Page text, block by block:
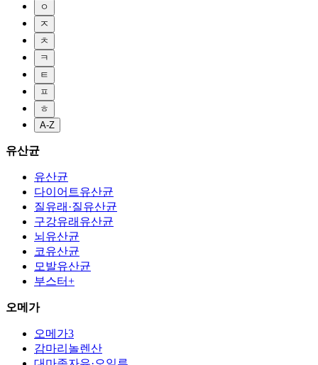
ㅇ
ㅈ
ㅊ
ㅋ
ㅌ
ㅍ
ㅎ
A-Z
유산균
유산균
다이어트유산균
질유래·질유산균
구강유래유산균
뇌유산균
코유산균
모발유산균
부스터+
오메가
오메가3
감마리놀렌산